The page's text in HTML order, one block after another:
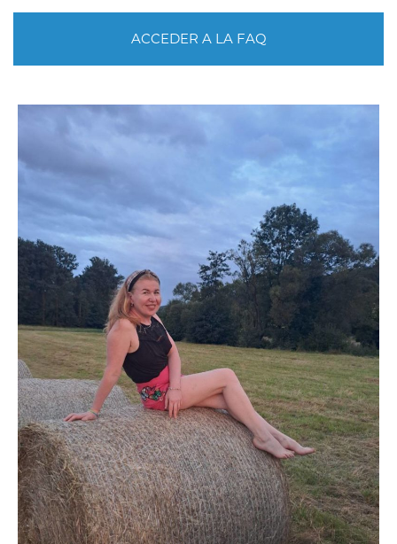
ACCEDER A LA FAQ